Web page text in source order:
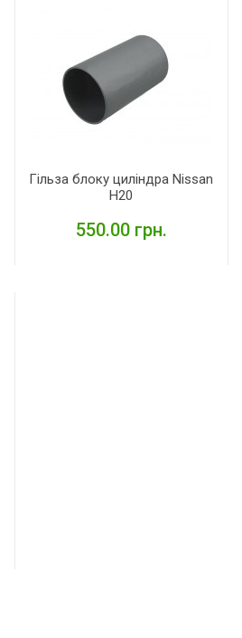
Гільза блоку циліндра Nissan
H20
550.00 грн.